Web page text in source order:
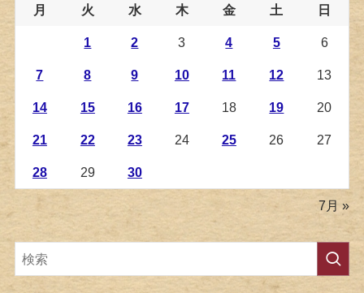
月 火 水 木 金 土 日
1 2 3 4 5 6
7 8 9 10 11 12 13
14 15 16 17 18 19 20
21 22 23 24 25 26 27
28 29 30
7月 »